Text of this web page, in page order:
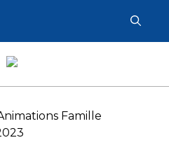
Famille